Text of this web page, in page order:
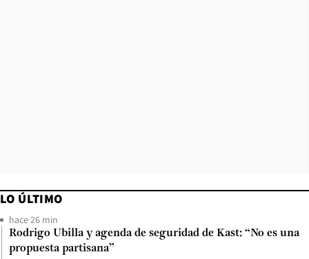
LO ÚLTIMO
hace 26 min
Rodrigo Ubilla y agenda de seguridad de Kast: “No es una
propuesta partisana”